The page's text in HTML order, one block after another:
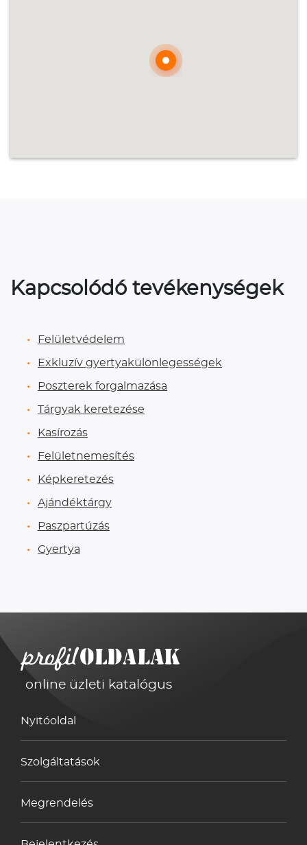
Kapcsolódó tevékenységek
Felületvédelem
Exkluzív gyertyakülönlegességek
Poszterek forgalmazása
Tárgyak keretezése
Kasírozás
Felületnemesítés
Képkeretezés
Ajándéktárgy
Paszpartúzás
Gyertya
online üzleti katalógus
Nyitóoldal
Szolgáltatások
Megrendelés